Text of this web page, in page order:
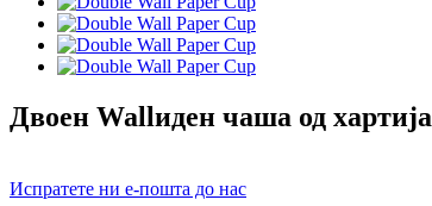
Двоен Wallиден чаша од хартија
Испратете ни е-пошта до нас